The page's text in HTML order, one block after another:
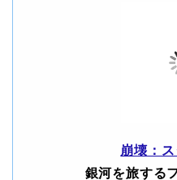
崩壊：
銀河を旅する